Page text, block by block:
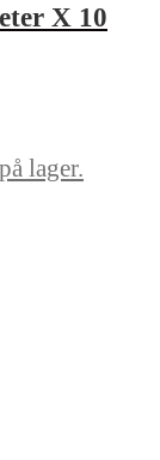
X 10
lager.